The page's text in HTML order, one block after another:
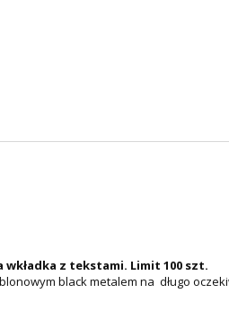
z tekstami. Limit 100 szt.
black metalem na długo